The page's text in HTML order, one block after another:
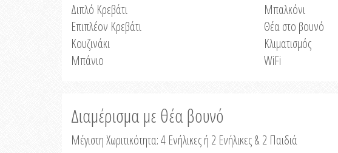
Διπλό Κρεβάτι
Επιπλέον Κρεβάτι
Κουζινάκι
Μπάνιο
Μπαλκόνι
Θέα στο βουνό
Κλιματισμός
WiFi
Διαμέρισμα με θέα βουνό
Μέγιστη Χωριτικότητα: 4 Ενήλικες ή 2 Ενήλικες & 2 Παιδιά